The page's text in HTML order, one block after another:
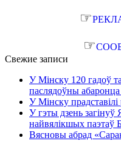
☞
☞
Свежие записи
У Мінску 120 гадоў
паслядоўны абаронца
У Мінску
У гэты дзень
найвялікшых паэтаў
Вясновы абрад